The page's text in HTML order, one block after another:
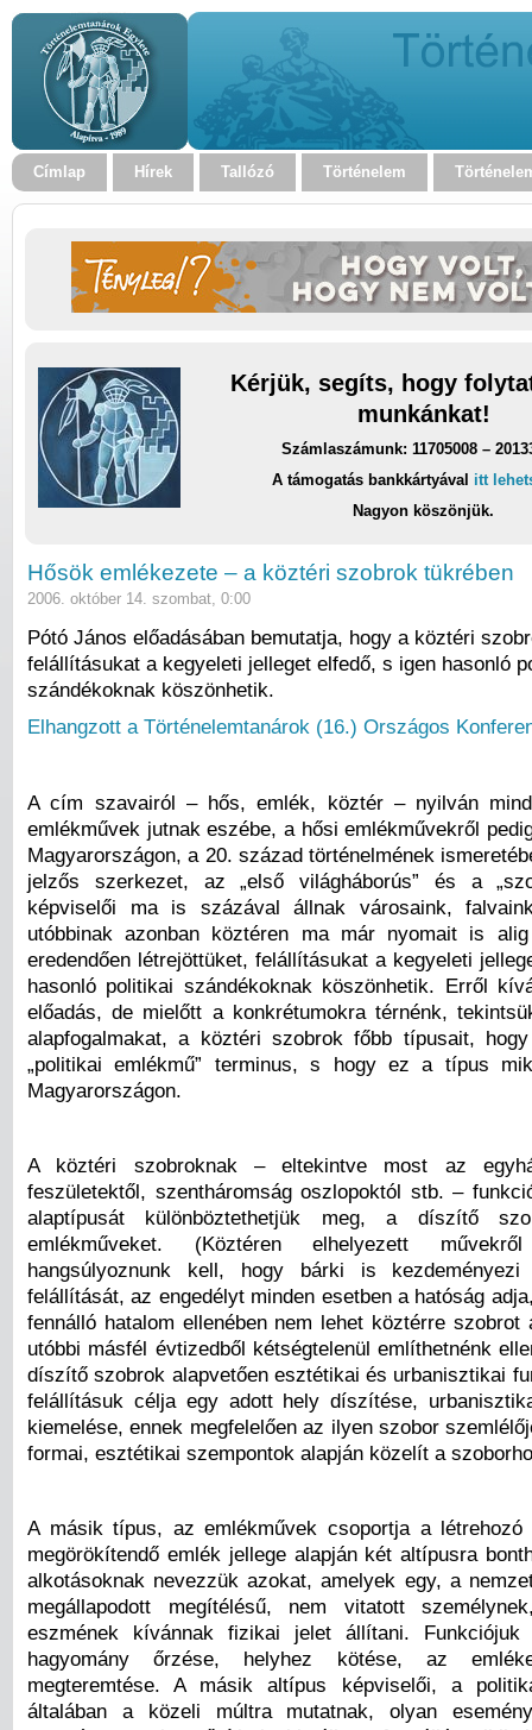
Címlap Hírek Tallózó Történelem
Kérjük, segíts, hogy
munkánkat!
Számlaszámunk: 11705008 –
A támogatás bankkártyával itt
Nagyon köszönjük.
Hősök emlékezete – a köztéri szobrok tükrében
2006. október 14. szombat, 0:00
Pótó János előadásában bemutatja, hogy a köztéri
felállításukat a kegyeleti jelleget elfedő, s igen hasonló
szándékoknak köszönhetik.
Elhangzott a Történelemtanárok (16.) Országos
A cím szavairól – hős, emlék, köztér – nyilván
emlékművek jutnak eszébe, a hősi emlékművekről
Magyarországon, a 20. század történelmének
jelzős szerkezet, az „első világháborús” és a
képviselői ma is százával állnak városaink,
utóbbinak azonban köztéren ma már nyomait is
eredendően létrejöttüket, felállításukat a kegyeleti
hasonló politikai szándékoknak köszönhetik. Erről
előadás, de mielőtt a konkrétumokra térnénk,
alapfogalmakat, a köztéri szobrok főbb típusait,
„politikai emlékmű” terminus, s hogy ez a típus
Magyarországon.
A köztéri szobroknak – eltekintve most az
feszületektől, szentháromság oszlopoktól stb. –
alaptípusát különböztethetjük meg, a díszítő
emlékműveket. (Köztéren elhelyezett
hangsúlyoznunk kell, hogy bárki is
felállítását, az engedélyt minden esetben a hatóság
fennálló hatalom ellenében nem lehet köztérre
utóbbi másfél évtizedből kétségtelenül említhetnénk
díszítő szobrok alapvetően esztétikai és urbanisztikai
felállításuk célja egy adott hely díszítése,
kiemelése, ennek megfelelően az ilyen szobor
formai, esztétikai szempontok alapján közelít a
A másik típus, az emlékművek csoportja a
megörökítendő emlék jellege alapján két altípusra
alkotásoknak nevezzük azokat, amelyek egy, a
megállapodott megítélésű, nem vitatott
eszmének kívánnak fizikai jelet állítani.
hagyomány őrzése, helyhez kötése, az
megteremtése. A másik altípus képviselői, a
általában a közeli múltra mutatnak, olyan